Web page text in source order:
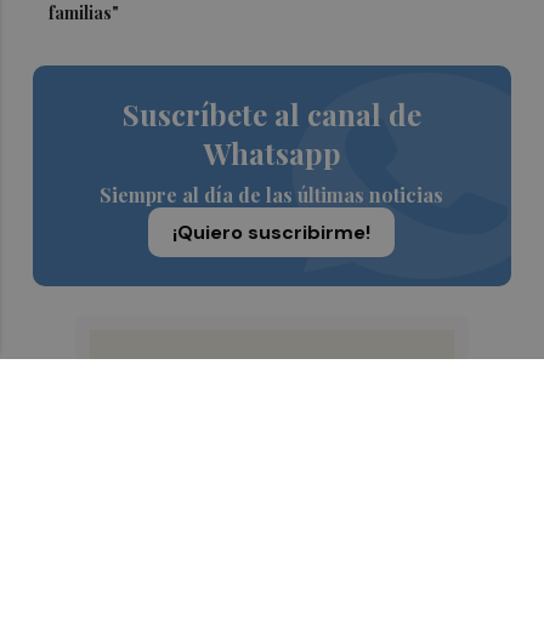
familias"
Suscríbete al canal de
Whatsapp
Siempre al día de las últimas noticias
¡Quiero suscribirme!